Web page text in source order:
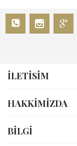
İLETİSİM
HAKKIMIZDA
BİLGİ